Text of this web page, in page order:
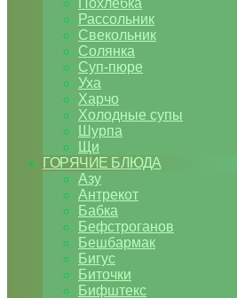
Похлебка
Рассольник
Свекольник
Солянка
Суп-пюре
Уха
Харчо
Холодные супы
Шурпа
Щи
ГОРЯЧИЕ БЛЮДА
Азу
Антрекот
Бабка
Бефстроганов
Бешбармак
Бигус
Биточки
Бифштекс